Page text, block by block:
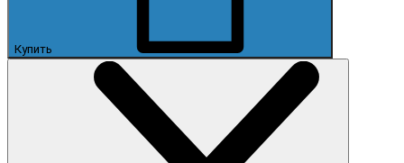
Купить